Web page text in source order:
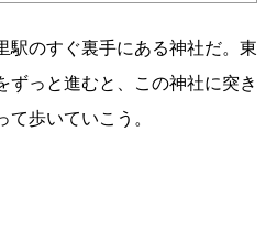
駅のすぐ裏手にある神社だ。東
ずっと進むと、この神社に突き
歩いていこう。